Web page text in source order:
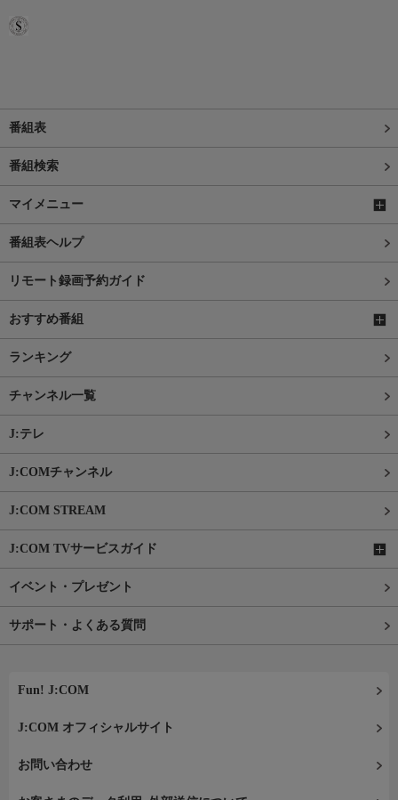
番組表
番組検索
マイメニュー
番組表ヘルプ
リモート録画予約ガイド
おすすめ番組
ランキング
チャンネル一覧
J:テレ
J:COMチャンネル
J:COM STREAM
J:COM TVサービスガイド
イベント・プレゼント
サポート・よくある質問
Fun! J:COM
J:COM オフィシャルサイト
お問い合わせ